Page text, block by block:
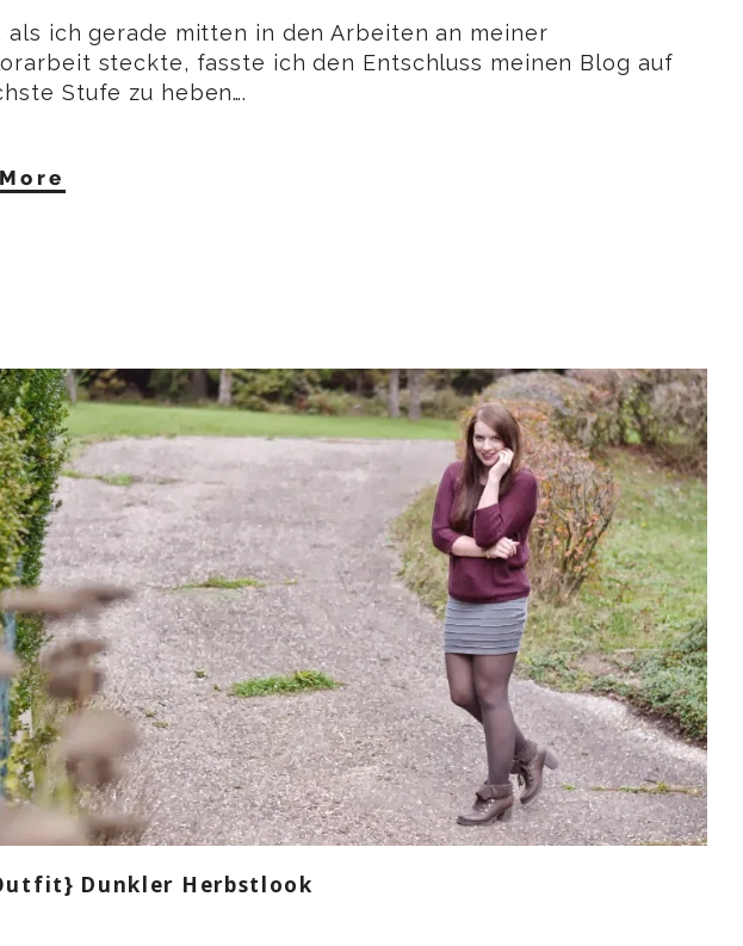
als ich gerade mitten in den Arbeiten an meiner
steckte, fasste ich den Entschluss meinen Blog auf
Stufe zu heben….
Dunkler Herbstlook